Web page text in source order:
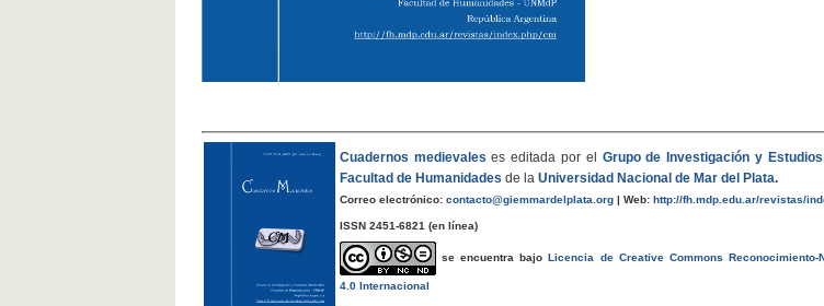
Cuadernos medievales es editada por el Grupo de Investigación y
Facultad de Humanidades de la Universidad Nacional de Mar del Plata.
Correo electrónico: contacto@giemmardelplata.org| Web: http://fh.mdp.edu.ar/revistas/
ISSN 2451-6821 (en línea)
se encuentra bajoLicencia de Creative Commons Reconocimiento-
4.0 Internacional